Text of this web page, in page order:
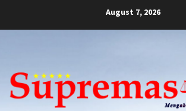
August 7, 2026